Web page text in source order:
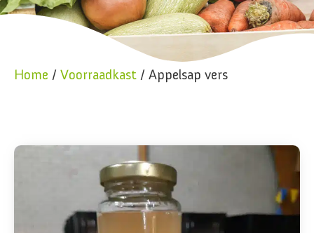
Home / Voorraadkast / Appelsap vers